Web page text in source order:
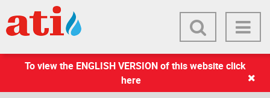
To view the ENGLISH VERSION of this website click
here